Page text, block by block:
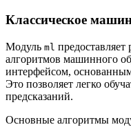
Классическое
Модуль ml
алгоритмов машинного
интерфейсом,
Это позволяет легко
предсказаний.
Основные алгоритмы